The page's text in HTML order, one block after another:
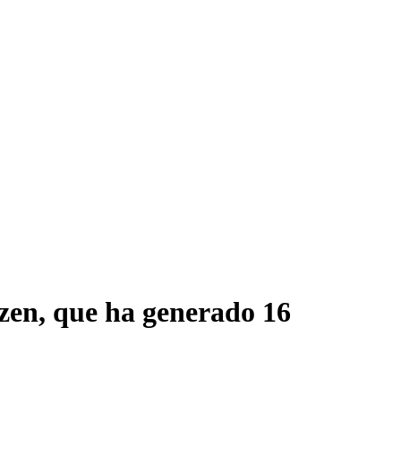
que ha generado 16